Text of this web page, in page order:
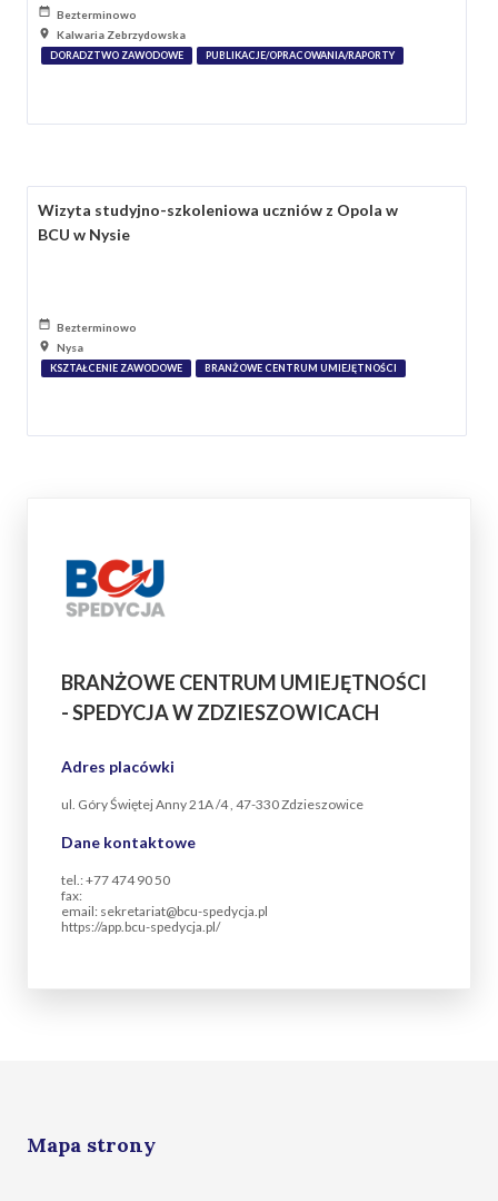
Bezterminowo
Kalwaria Zebrzydowska
DORADZTWO ZAWODOWE PUBLIKACJE/OPRACOWANIA/RAPORTY
Wizyta studyjno-szkoleniowa uczniów z Opola w
BCU w Nysie
Bezterminowo
Nysa
KSZTAŁCENIE ZAWODOWE BRANŻOWE CENTRUM UMIEJĘTNOŚCI
BRANŻOWE CENTRUM UMIEJĘTNOŚCI
- SPEDYCJA W ZDZIESZOWICACH
Adres placówki
ul. Góry Świętej Anny 21A /4 , 47-330 Zdzieszowice
Dane kontaktowe
tel.: +77 474 90 50
fax:
email: sekretariat@bcu-spedycja.pl
https://app.bcu-spedycja.pl/
Mapa strony